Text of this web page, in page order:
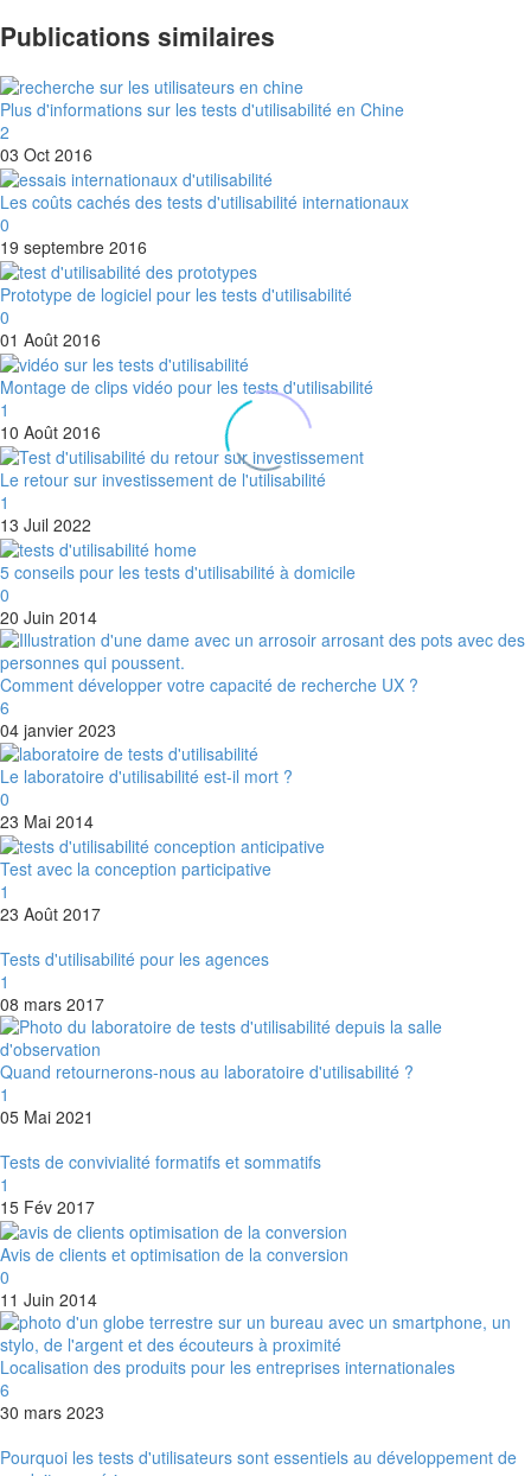
Publications similaires
Plus d'informations sur les tests d'utilisabilité en Chine
2
03 Oct 2016
Les coûts cachés des tests d'utilisabilité internationaux
0
19 septembre 2016
Prototype de logiciel pour les tests d'utilisabilité
0
01 Août 2016
Montage de clips vidéo pour les tests d'utilisabilité
1
10 Août 2016
Le retour sur investissement de l'utilisabilité
1
13 Juil 2022
5 conseils pour les tests d'utilisabilité à domicile
0
20 Juin 2014
Comment développer votre capacité de recherche UX ?
6
04 janvier 2023
Le laboratoire d'utilisabilité est-il mort ?
0
23 Mai 2014
Test avec la conception participative
1
23 Août 2017
Tests d'utilisabilité pour les agences
1
08 mars 2017
Quand retournerons-nous au laboratoire d'utilisabilité ?
1
05 Mai 2021
Tests de convivialité formatifs et sommatifs
1
15 Fév 2017
Avis de clients et optimisation de la conversion
0
11 Juin 2014
Localisation des produits pour les entreprises internationales
6
30 mars 2023
Pourquoi les tests d'utilisateurs sont essentiels au développement de